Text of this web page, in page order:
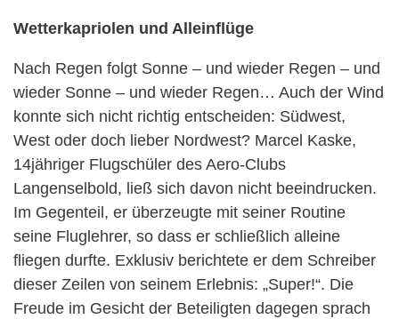
Wetterkapriolen und Alleinflüge
Nach Regen folgt Sonne – und wieder Regen – und
wieder Sonne – und wieder Regen… Auch der Wind
konnte sich nicht richtig entscheiden: Südwest,
West oder doch lieber Nordwest? Marcel Kaske,
14jähriger Flugschüler des Aero-Clubs
Langenselbold, ließ sich davon nicht beeindrucken.
Im Gegenteil, er überzeugte mit seiner Routine
seine Fluglehrer, so dass er schließlich alleine
fliegen durfte. Exklusiv berichtete er dem Schreiber
dieser Zeilen von seinem Erlebnis: „Super!“. Die
Freude im Gesicht der Beteiligten dagegen sprach